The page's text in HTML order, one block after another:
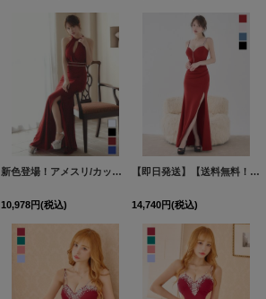
新色登場！アメスリ/カットアウト/ウエストビジュー/ラメ/ストレッチ/タイト/スリット/ロングドレス/キャバドレス【S-Lサイズ/4カラー】[OF03] 【IM】
10,978円(税込)
【即日発送】【送料無料！】新色登場！ビジューキャミソールサイドスリットロングドレス/キャバドレス【S-Lサイズ/4カラー】[OF03-U] 【YN】dzwt
14,740円(税込)